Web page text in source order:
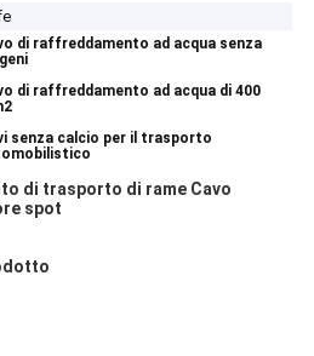
di raffreddamento ad acqua senza
di raffreddamento ad acqua di 400
senza calcio per il trasporto
di trasporto di rame Cavo
spot